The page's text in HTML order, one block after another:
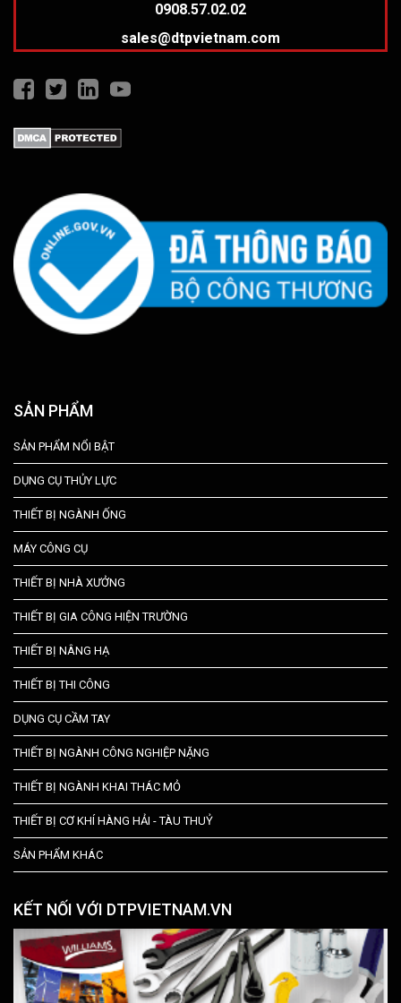
0908.57.02.02
sales@dtpvietnam.com
SẢN PHẨM
SẢN PHẨM NỔI BẬT
DỤNG CỤ THỦY LỰC
THIẾT BỊ NGÀNH ỐNG
MÁY CÔNG CỤ
THIẾT BỊ NHÀ XƯỞNG
THIẾT BỊ GIA CÔNG HIỆN TRƯỜNG
THIẾT BỊ NÂNG HẠ
THIẾT BỊ THI CÔNG
DỤNG CỤ CẦM TAY
THIẾT BỊ NGÀNH CÔNG NGHIỆP NẶNG
THIẾT BỊ NGÀNH KHAI THÁC MỎ
THIẾT BỊ CƠ KHÍ HÀNG HẢI - TÀU THUỶ
SẢN PHẨM KHÁC
KẾT NỐI VỚI DTPVIETNAM.VN